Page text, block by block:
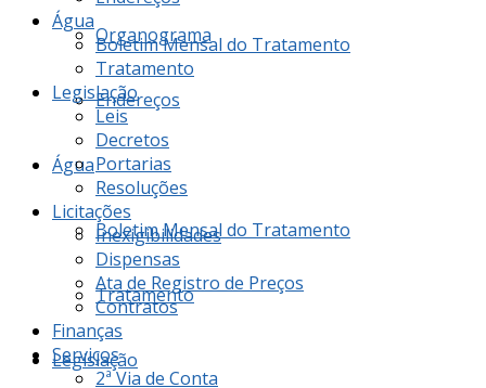
Organograma
Endereços
Água
Boletim Mensal do Tratamento
Tratamento
Legislação
Água
Boletim Mensal do Tratamento
Tratamento
Legislação
Leis
Decretos
Portarias
Resoluções
Licitações
Inexigibilidades
Dispensas
Ata de Registro de Preços
Contratos
Finanças
Serviços
2ª Via de Conta